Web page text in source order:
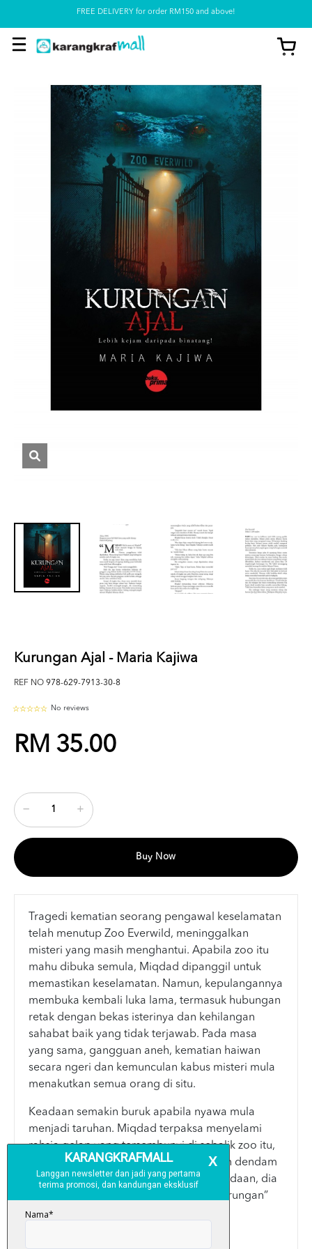
FREE DELIVERY for order RM150 and above!
Pickup option is available at our store
Kurungan Ajal - Maria Kajiwa
REF NO 978-629-7913-30-8
No reviews
RM 35.00
Buy Now
Tragedi kematian seorang pengawal keselamatan
telah menutup Zoo Everwild, meninggalkan
misteri yang masih menghantui. Apabila zoo itu
mahu dibuka semula, Miqdad dipanggil untuk
memastikan keselamatan. Namun, kepulangannya
membuka kembali luka lama, termasuk hubungan
retak dengan bekas isterinya dan kehilangan
sahabat baik yang tidak terjawab. Pada masa
yang sama, gangguan aneh, kematian haiwan
secara ngeri dan kemunculan kabus misteri mula
menakutkan semua orang di situ.
Keadaan semakin buruk apabila nyawa mula
menjadi taruhan. Miqdad terpaksa menyelami
rahsia gelap yang tersembunyi di sebalik zoo itu,
yang melibatkan kepercayaan sesat dan dendam
lama. Dalam usaha menyelamatkan keadaan, dia
sedar bahawa untuk membebaskan “kurungan”
itu, dia mungkin perlu mempertaruhkan